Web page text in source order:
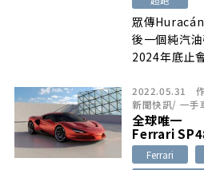
眾傳
後一個純汽
2024年底止
2022.05.31
新聞快訊/ 一手
全球唯一
Ferrari
Ferrari